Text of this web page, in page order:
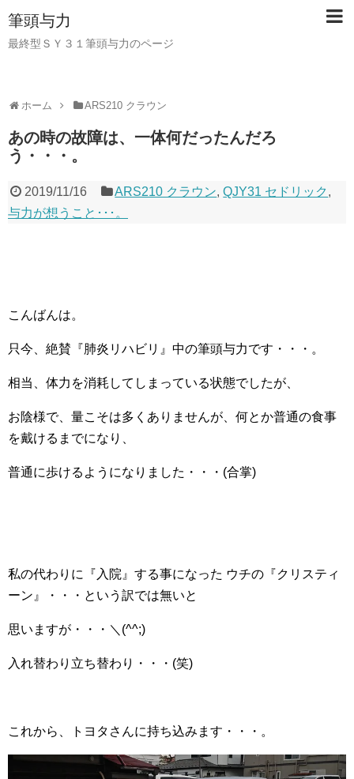
筆頭与力
最終型ＳＹ３１筆頭与力のページ
ホーム ARS210 クラウン
あの時の故障は、一体何だったんだろ
う・・・。
2019/11/16 ARS210 クラウン,QJY31 セドリック ,
与力が想うこと･･･。
こんばんは。
只今、絶賛『肺炎リハビリ』中の筆頭与力です・・・。
相当、体力を消耗してしまっている状態でしたが、
お陰様で、量こそは多くありませんが、何とか普通の食事
を戴けるまでになり、
普通に歩けるようになりました・・・(合掌)
私の代わりに『入院』する事になった ウチの『クリスティ
ーン』・・・という訳では無いと
思いますが・・・＼(^^;)
入れ替わり立ち替わり・・・(笑)
これから、トヨタさんに持ち込みます・・・。